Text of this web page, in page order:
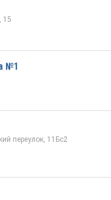
15
№1
переулок, 11Бс2